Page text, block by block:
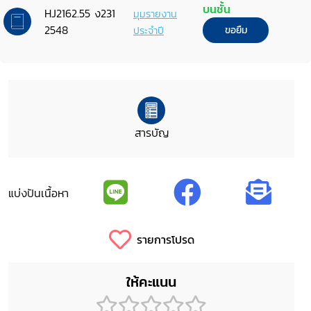
HJ2162.55 ง231
2548
มุมรายงาน
ประจำปี
บนชั้น
ขอยืม
สารบัญ
แบ่งปันเนื้อหา
รายการโปรด
ให้คะแนน